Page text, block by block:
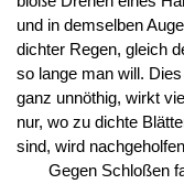
und in demselben
dichter Regen, gleich
so lange man will.
ganz unnöthig, wirkt
nur, wo zu dichte
sind, wird
Gegen Schloßen